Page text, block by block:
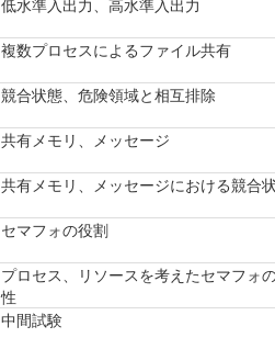
低水準入出力、高水準入出力
複数プロセスによるファイル共有
競合状態、危険領域と相互排除
共有メモリ、メッセージ
共有メモリ、メッセージにおける競合
セマフォの役割
プロセス、リソースを考えたセマフォ
性
中間試験